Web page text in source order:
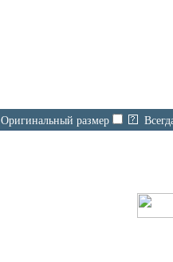
Оригинальный размер